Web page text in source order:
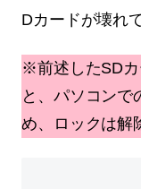
Dカードが壊れ
※前述したSD
と、パソコンで
め、ロックは解